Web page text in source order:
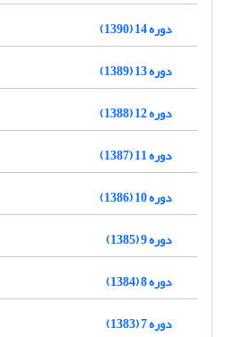
دوره 14 (1390)
دوره 13 (1389)
دوره 12 (1388)
دوره 11 (1387)
دوره 10 (1386)
دوره 9 (1385)
دوره 8 (1384)
دوره 7 (1383)